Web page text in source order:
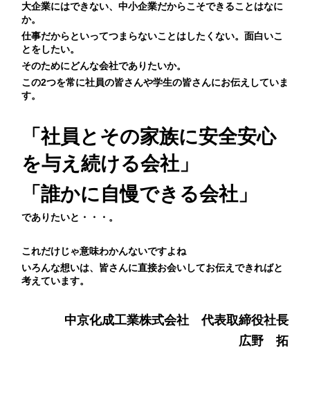
大企業にはできない、中小企業だからこそできることはなに
か。
仕事だからといってつまらないことはしたくない。面白いこ
とをしたい。
そのためにどんな会社でありたいか。
この2つを常に社員の皆さんや学生の皆さんにお伝えしていま
す。
「社員とその家族に安全安心
を与え 続ける会社」
「誰かに自慢できる会社」
でありたいと・・・。
これだけじゃ意味わかんないですよね
いろんな想いは、皆さんに直接お会いしてお伝えできればと
考えています。
中京化成工業株式会社 代表取締役社長
広野 拓